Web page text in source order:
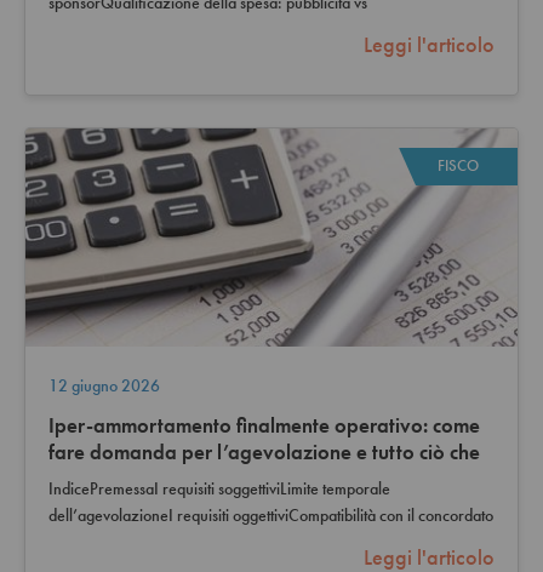
Leggi l'articolo
FISCO
12 giugno 2026
Iper-ammortamento finalmente operativo: come
fare domanda per l’agevolazione e tutto ciò che
serve sapere
IndicePremessaI requisiti soggettiviLimite temporale
dell’agevolazioneI requisiti oggettiviCompatibilità con il concordato
Leggi l'articolo